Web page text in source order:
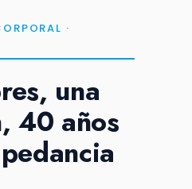
·
una
40 años